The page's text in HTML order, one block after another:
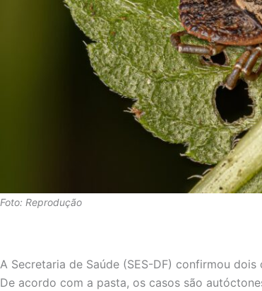
Foto: Reprodução
A Secretaria de Saúde (SES-DF) confirmou
De acordo com a pasta, os casos são